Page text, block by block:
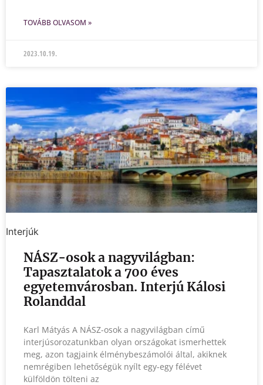
TOVÁBB OLVASOM »
2023.10.19.
Interjúk
NÁSZ-osok a nagyvilágban:
Tapasztalatok a 700 éves
egyetemvárosban. Interjú Kálosi
Rolanddal
Karl Mátyás A NÁSZ-osok a nagyvilágban című
interjúsorozatunkban olyan országokat ismerhettek
meg, azon tagjaink élménybeszámolói által, akiknek
nemrégiben lehetőségük nyílt egy-egy félévet
külföldön tölteni az